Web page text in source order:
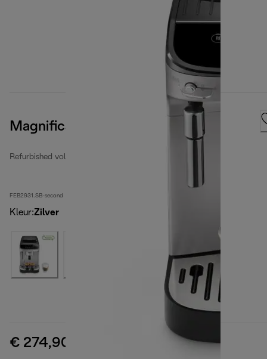
Magnifica Evo
Refurbished volledig automatische espressomachines
FEB2931.SB-second
Kleur:Zilver
€ 274,90 originele prijs € 449,90